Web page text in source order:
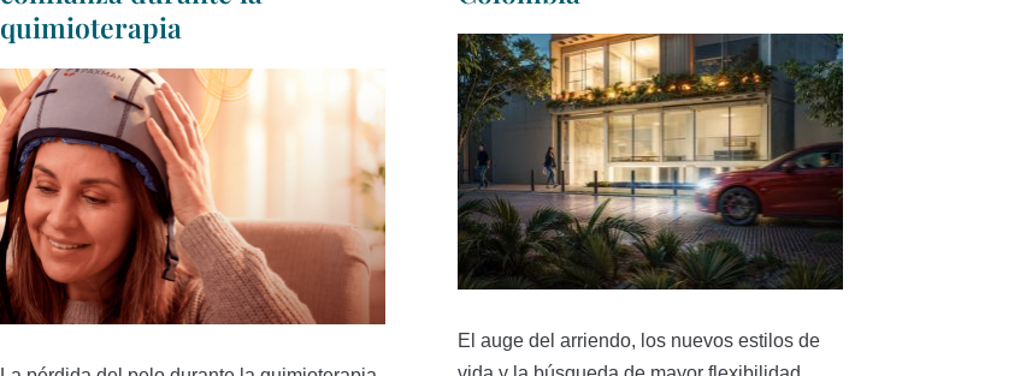
quimioterapia
El auge del arriendo, los nuevos estilos de